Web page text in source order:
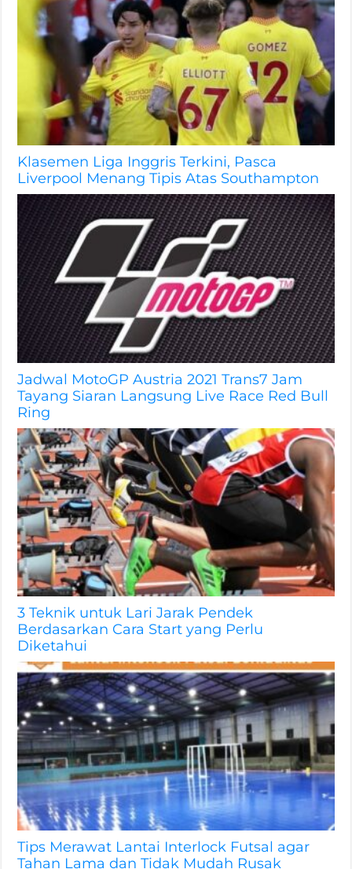
Klasemen Liga Inggris Terkini, Pasca
Liverpool Menang Tipis Atas Southampton
Jadwal MotoGP Austria 2021 Trans7 Jam
Tayang Siaran Langsung Live Race Red Bull
Ring
3 Teknik untuk Lari Jarak Pendek
Berdasarkan Cara Start yang Perlu
Diketahui
Tips Merawat Lantai Interlock Futsal agar
Tahan Lama dan Tidak Mudah Rusak